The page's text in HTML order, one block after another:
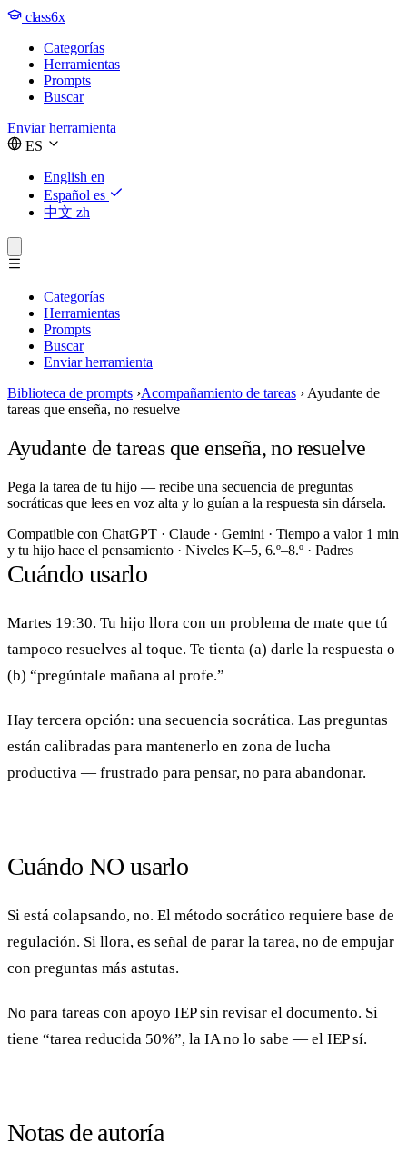
class6x
Categorías
Herramientas
Prompts
Buscar
Enviar herramienta
ES
English en
Español es
中文 zh
Categorías
Herramientas
Prompts
Buscar
Enviar herramienta
Biblioteca de prompts ›Acompañamiento de tareas › Ayudante de
tareas que enseña, no resuelve
Ayudante de tareas que enseña, no resuelve
Pega la tarea de tu hijo — recibe una secuencia de preguntas
socráticas que lees en voz alta y lo guían a la respuesta sin dársela.
Compatible con ChatGPT · Claude · Gemini · Tiempo a valor 1 min
y tu hijo hace el pensamiento · Niveles K–5, 6.º–8.º · Padres
Cuándo usarlo
Martes 19:30. Tu hijo llora con un problema de mate que tú
tampoco resuelves al toque. Te tienta (a) darle la respuesta o
(b) “pregúntale mañana al profe.”
Hay tercera opción: una secuencia socrática. Las preguntas
están calibradas para mantenerlo en zona de lucha
productiva — frustrado para pensar, no para abandonar.
Cuándo NO usarlo
Si está colapsando, no. El método socrático requiere base de
regulación. Si llora, es señal de parar la tarea, no de empujar
con preguntas más astutas.
No para tareas con apoyo IEP sin revisar el documento. Si
tiene “tarea reducida 50%”, la IA no lo sabe — el IEP sí.
Notas de autoría